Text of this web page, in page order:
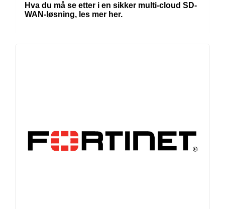
Hva du må se etter i en sikker multi-cloud SD-
WAN-løsning, les mer her.